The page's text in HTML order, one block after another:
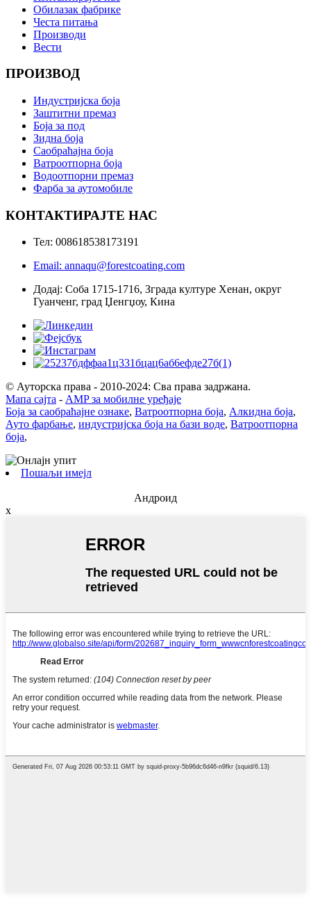
Обилазак фабрике
Честа питања
Производи
Вести
ПРОИЗВОД
Индустријска боја
Заштитни премаз
Боја за под
Зидна боја
Саобраћајна боја
Ватроотпорна боја
Водоотпорни премаз
Фарба за аутомобиле
КОНТАКТИРАЈТЕ НАС
Тел: 008618538173191
Email: annaqu@forestcoating.com
Додај: Соба 1715-1716, Зграда културе Хенан, округ
Гуанченг, град Џенгџоу, Кина
© Ауторска права - 2010-2024: Сва права задржана.
Мапа сајта - AMP за мобилне уређаје
Боја за саобраћајне ознаке, Ватроотпорна боја, Алкидна боја,
Ауто фарбање, индустријска боја на бази воде, Ватроотпорна
боја,
Пошаљи имејл
Андроид
x